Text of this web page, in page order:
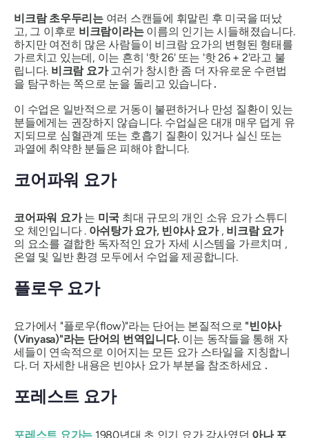
비크람 초우두리는여러 스캔들에 휘말린 후 미국을 떠났
고, 그 이후로 비크람이라는이름의 인기는 시들해졌습니다.
하지만 여전히 많은 사람들이 비크람 요가의 변형된 형태를
가르치고 있는데, 이는 흔히 '핫 26' 또는 '핫 26 + 2'라고 불
립니다. 비크람 요가고쉬가 창시한 좀 더 자유로운 수련법
을 탐구하는 쪽으로 눈을 돌리고 있습니다 .
이 수업은 일반적으로 거동이 불편하거나 만성 질환이 있는
분들에게는 권장하지 않습니다. 수업실은 대개 매우 덥게 유
지되므로 심혈관계 또는 호흡기 질환이 있거나 실신 또는
과열에 취약한 분들은 피해야 합니다.
코어파워 요가
코어파워 요가는 미국 최대 규모의 개인 소유 요가 스튜디
오 체인입니다 . 아쉬탕가 요가, 빈야사 요가, 비크람 요가
의 요소를 결합한 독자적인 요가 자세 시스템을 가르치며 ,
온열 및 일반 환경 모두에서 수업을 제공합니다.
플로우 요가
요가에서 "플로우(flow)"라는 단어는 본질적으로 "빈야사
(Vinyasa)"라는 단어의 번역입니다. 이는 동작들을 통해 자
세들이 연속적으로 이어지는 모든 요가 스타일을 지칭합니
다. 더 자세한 내용은 빈야사 요가 부분을 참조하세요 .
포레스트 요가
포레스트 요가는 1980년대 초 인기 요가 강사였던 아나 포